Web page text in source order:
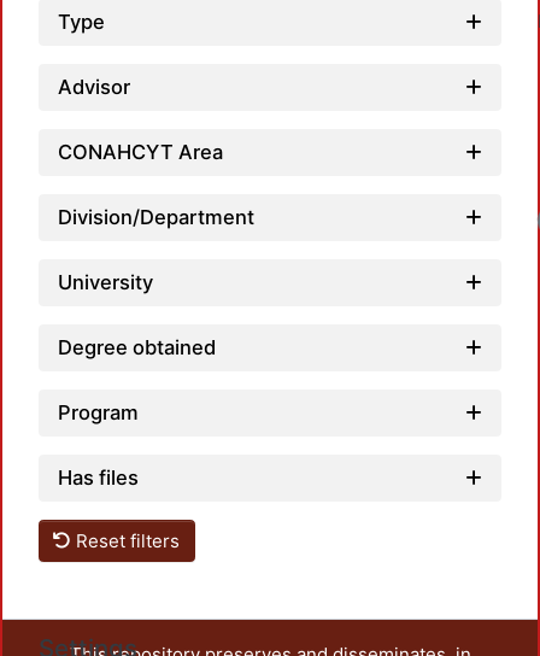
Type
Advisor
CONAHCYT Area
Division/Department
University
Degree obtained
Program
Has files
Reset filters
Settings